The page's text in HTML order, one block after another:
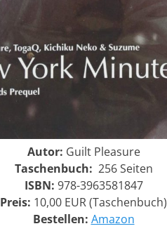
Autor: Guilt Pleasure
Taschenbuch: 256 Seiten
ISBN: 978-3963581847
Preis: 10,00 EUR (Taschenbuch)
Bestellen: Amazon